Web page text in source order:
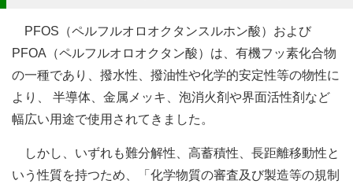
PFOS（ペルフルオロオクタンスルホン酸）および
PFOA（ペルフルオロオクタン酸）は、有機フッ素化合物
の一種であり、撥水性、撥油性や化学的安定性等の物性に
より、 半導体、金属メッキ、泡消火剤や界面活性剤など
幅広い用途で使用されてきました。
しかし、いずれも難分解性、高蓄積性、長距離移動性と
いう性質を持つため、「化学物質の審査及び製造等の規制